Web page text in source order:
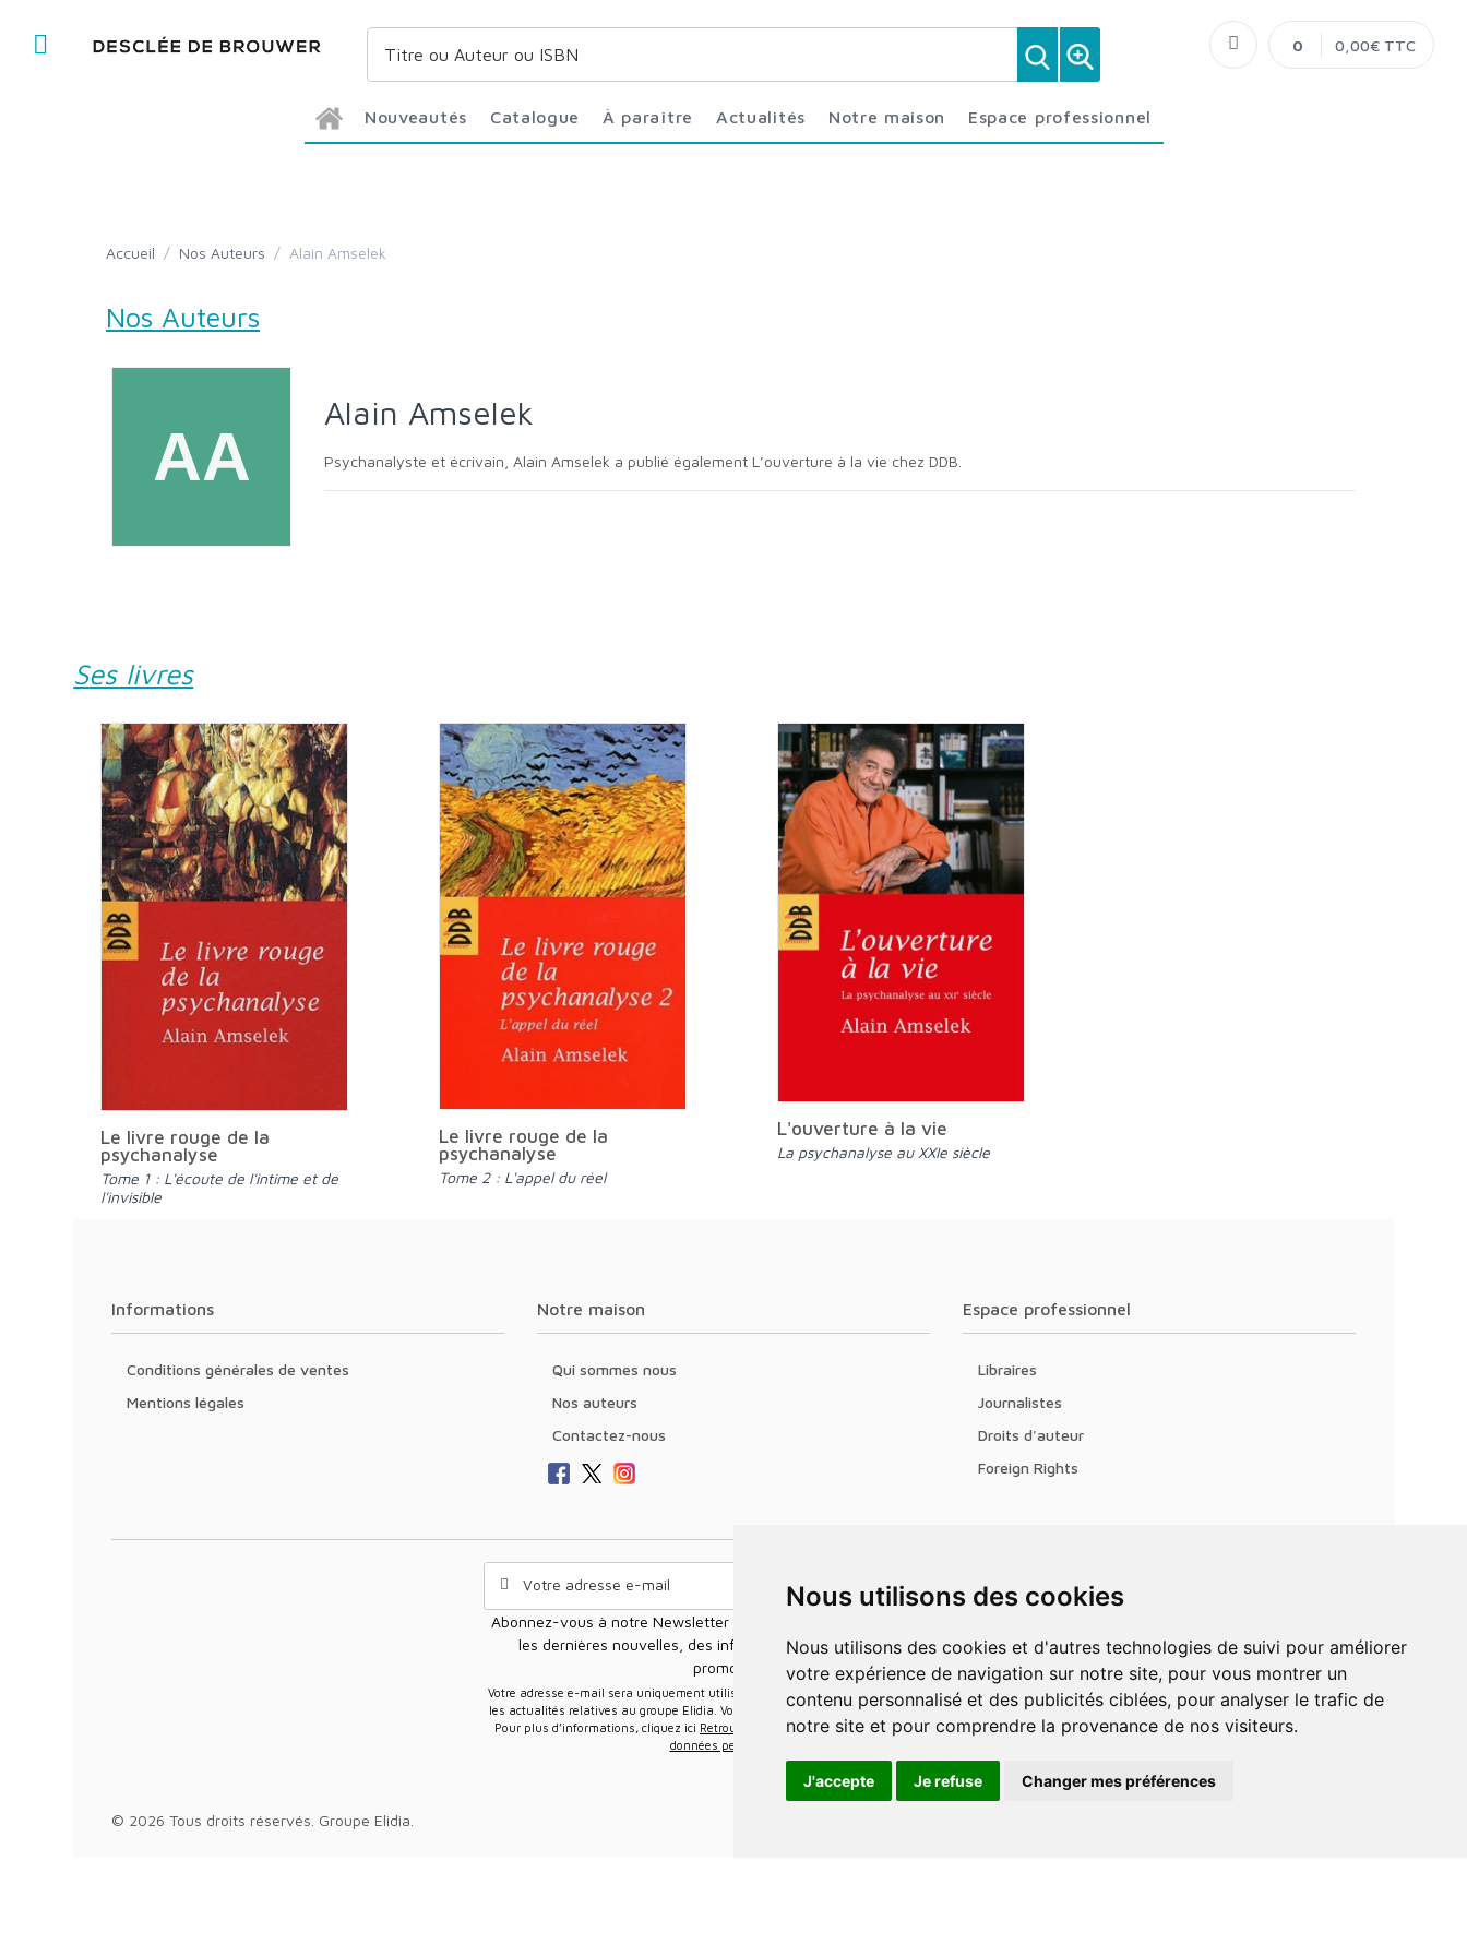
Nous utilisons des cookies
Nous utilisons des cookies et d'autres technologies de suivi pour améliorer
votre expérience de navigation sur notre site, pour vous montrer un
contenu personnalisé et des publicités ciblées, pour analyser le trafic de
notre site et pour comprendre la provenance de nos visiteurs.
J'accepte Je refuse Changer mes préférences
Nouveautés Catalogue À paraître Actualités Notre maison Espace professionnel
0 0,00€ TTC
Accueil / Nos Auteurs / Alain Amselek
Nos Auteurs
Alain Amselek
Psychanalyste et écrivain, Alain Amselek a publié également L’ouverture à la vie chez DDB.
Ses livres
Le livre rouge de la
psychanalyse
Tome 1 : L'écoute de l'intime et de
l'invisible
Le livre rouge de la
psychanalyse
Tome 2 : L'appel du réel
L'ouverture à la vie
La psychanalyse au XXIe siècle
Informations
Conditions générales de ventes
Mentions légales
Notre maison
Qui sommes nous
Nos auteurs
Contactez-nous
Espace professionnel
Libraires
Journalistes
Droits d'auteur
Foreign Rights
Abonnez-vous à notre Newsletter pour recevoir nos nouvelles offres,
les dernières nouvelles, des informations sur les ventes et les
promotions.
Votre adresse e-mail sera uniquement utilisée pour vous envoyer des informations sur
les actualités relatives au groupe Elidia. Vous pouvez vous désinscrire à tout moment.
Pour plus d’informations, cliquez ici Retrouvez ici notre politique de protection de vos
données personnelles
© 2026 Tous droits réservés. Groupe Elidia